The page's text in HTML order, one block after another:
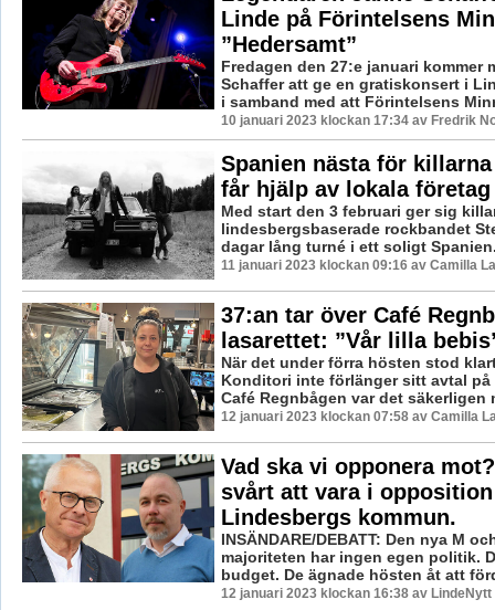
Linde på Förintelsens
”Hedersamt”
Fredagen den 27:e januari kommer
Schaffer att ge en gratiskonsert i
i samband med att Förintelsens
10 januari 2023 klockan 17:34 av Fredrik
Spanien nästa för
får hjälp av lokala företag
Med start den 3 februari ger sig
lindesbergsbaserade rockbandet
dagar lång turné i ett soligt
11 januari 2023 klockan 09:16 av Camilla
37:an tar över Café
lasarettet: ”Vår lilla
När det under förra hösten stod
Konditori inte förlänger sitt avtal på
Café Regnbågen var det säkerligen
12 januari 2023 klockan 07:58 av Camilla
Vad ska vi opponera
svårt att vara i
Lindesbergs kommun.
INSÄNDARE/DEBATT: Den nya M
majoriteten har ingen egen politik.
budget. De ägnade hösten åt att
12 januari 2023 klockan 16:38 av LindeNytt